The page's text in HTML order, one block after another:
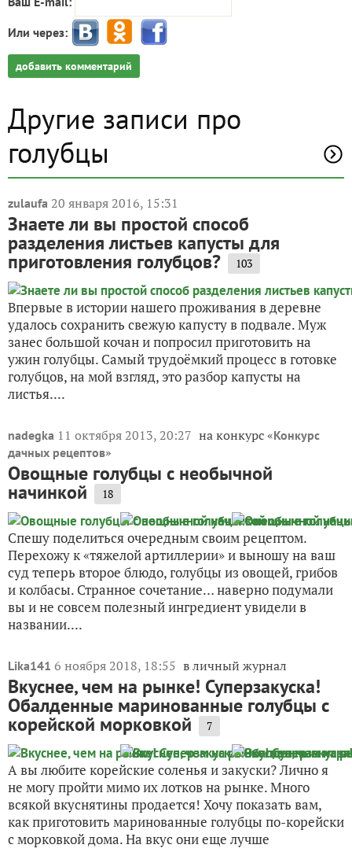
Другие записи про
голубцы
Знаете ли вы простой способ
разделения листьев капусты для
приготовления голубцов?
Впервые в истории нашего проживания в деревне
удалось сохранить свежую капусту в подвале. Муж
занес большой кочан и попросил приготовить на
ужин голубцы. Самый трудоёмкий процесс в готовке
голубцов, на мой взгляд, это разбор капусты на
листья....
nadegka 11 октября 2013, 20:27 на конкурс «Конкурс
дачных рецептов»
Овощные голубцы с необычной
начинкой
Спешу поделиться очередным своим рецептом.
Перехожу к «тяжелой артиллерии» и выношу на ваш
суд теперь второе блюдо, голубцы из овощей, грибов
и колбасы. Странное сочетание… наверно подумали
вы и не совсем полезный ингредиент увидели в
названии....
Lika141 6 ноября 2018, 18:55 в личный журнал
Вкуснее, чем на рынке! Суперзакуска!
Обалденные маринованные голубцы с
корейской морковкой
А вы любите корейские соленья и закуски? Лично я
не могу пройти мимо их лотков на рынке. Много
всякой вкуснятины продается! Хочу показать вам,
как приготовить маринованные голубцы по-корейски
с морковкой дома. На вкус они еще лучше
покупных!...
lublu_gotovit 24 мая 2019, 07:02
Голубцы по-карпатски в горшочке с
хлебной крышечкой